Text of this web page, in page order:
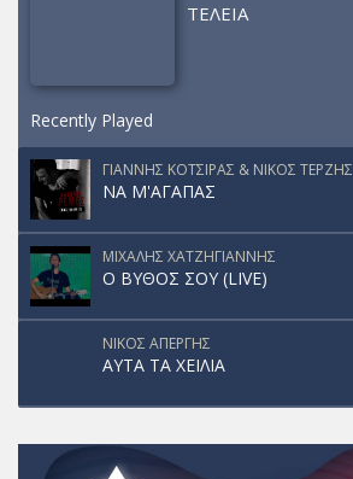
ΤΕΛΕΙΑ
Recently Played
ΓΙΑΝΝΗΣ ΚΟΤΣΙΡΑΣ & ΝΙΚΟΣ ΤΕΡΖΗΣ
ΝΑ Μ'ΑΓΑΠΑΣ
ΜΙΧΑΛΗΣ ΧΑΤΖΗΓΙΑΝΝΗΣ
Ο ΒΥΘΟΣ ΣΟΥ (LIVE)
ΝΙΚΟΣ ΑΠΕΡΓΗΣ
ΑΥΤΑ ΤΑ ΧΕΙΛΙΑ